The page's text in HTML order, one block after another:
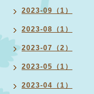
2023-09（1）
2023-08（1）
2023-07（2）
2023-05（1）
2023-04（1）